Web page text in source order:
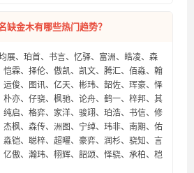
缺金木有哪些热门趋势？
展、珀首、书言、忆驿、富洲、皓凌、森
霖、择伦、傲凯、凯文、腾汇、佰淼、翰
俊、图讯、亿天、彬玮、韶佐、珲豪、怿
亦、仔骁、枫驰、论舟、鹤一、梓邦、其
启、格弈、家洋、骏翊、珀浩、书信、修
枫、森传、洲图、宁绰、玮非、南期、佑
铠、聪梓、超曜、豪弈、润杉、骁知、言
傲、瀚玮、栩辉、韶颂、怿骁、承柏、桤